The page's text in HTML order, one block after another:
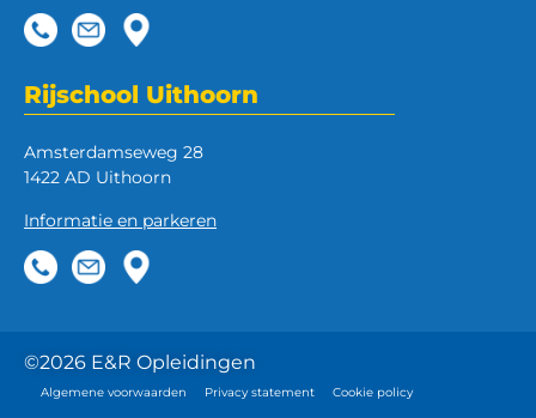
Rijschool Uithoorn
Amsterdamseweg 28
1422 AD Uithoorn
Informatie en parkeren
©2026 E&R Opleidingen
Algemene voorwaarden Privacy statement Cookie policy